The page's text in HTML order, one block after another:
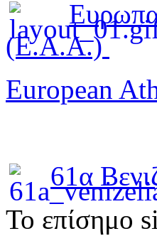
(E.A.A.)
European
61α
To επίσημο